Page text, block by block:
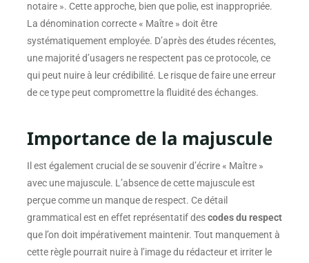
notaire ». Cette approche, bien que polie, est inappropriée.
La dénomination correcte « Maître » doit être
systématiquement employée. D’après des études récentes,
une majorité d’usagers ne respectent pas ce protocole, ce
qui peut nuire à leur crédibilité. Le risque de faire une erreur
de ce type peut compromettre la fluidité des échanges.
Importance de la majuscule
Il est également crucial de se souvenir d’écrire « Maître »
avec une majuscule. L’absence de cette majuscule est
perçue comme un manque de respect. Ce détail
grammatical est en effet représentatif descodes du respect
que l’on doit impérativement maintenir. Tout manquement à
cette règle pourrait nuire à l’image du rédacteur et irriter le